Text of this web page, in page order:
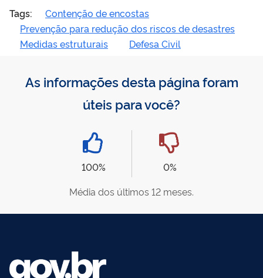
Tags:
Contenção de encostas
Prevenção para redução dos riscos de desastres
Medidas estruturais
Defesa Civil
As informações desta página foram
úteis para você?
100%
0%
Média dos últimos 12 meses.